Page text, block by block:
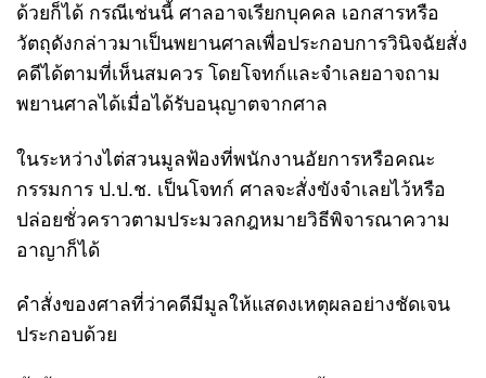
ด้วยก็ได้ กรณีเช่นนี้ ศาลอาจเรียกบุคคล เอกสารหรือ
วัตถุดังกล่าวมาเป็นพยานศาลเพื่อประกอบการวินิจฉัยสั่ง
คดีได้ตามที่เห็นสมควร โดยโจทก์และจำเลยอาจถาม
พยานศาลได้เมื่อได้รับอนุญาตจากศาล
ในระหว่างไต่สวนมูลฟ้องที่พนักงานอัยการหรือคณะ
กรรมการ ป.ป.ช. เป็นโจทก์ ศาลจะสั่งขังจำเลยไว้หรือ
ปล่อยชั่วคราวตามประมวลกฎหมายวิธีพิจารณาความ
อาญาก็ได้
คำสั่งของศาลที่ว่าคดีมีมูลให้แสดงเหตุผลอย่างชัดเจน
ประกอบด้วย